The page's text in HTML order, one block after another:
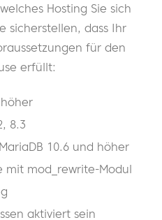
Hosting Sie sich
sicherstellen, dass Ihr
für den
erfüllt:
8.3
MariaDB 10.6 und höher
mit mod_rewrite-Modul
aktiviert sein